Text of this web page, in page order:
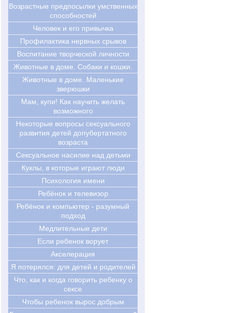
Возрастные предпосылки умственных
способностей
Человек и его привычка
Профилактика нервных срывов
Воспитание творческой личности
Животные в доме. Собаки и кошки.
Животные в доме. Маленькие
зверюшки
Мам, купи! Как научить желать
возможного
Некоторые вопросы сексуального
развития детей допубертатного
возраста
Сексуальное насилие над детьми
Куклы, в которые играют люди
Психология имени
Ребёнок и телевизор
Ребёнок и компьютер - разумный
подход
Медлительные дети
Если ребенок ворует
Акселерация
Я потерялся: для детей и родителей
Что, как и когда говорить ребенку о
сексе
Чтобы ребенок вырос добрым